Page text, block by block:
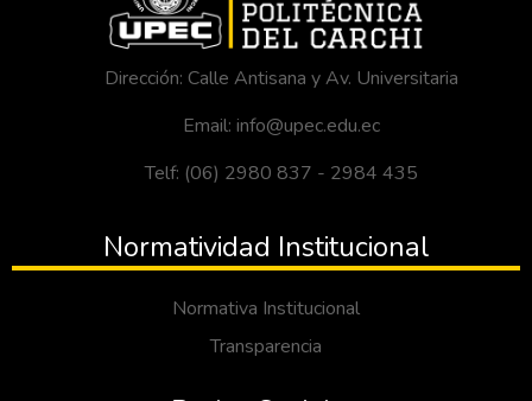
Dirección: Calle Antisana y Av. Universitaria
Email: info@upec.edu.ec
Telf: (06) 2980 837 - 2984 435
Normatividad Institucional
Normativa Institucional
Transparencia